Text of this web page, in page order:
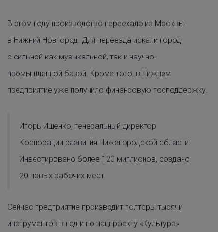
В этом году производство переехало из Москвы
в Нижний Новгород. Для переезда искали город
с сильной как музыкальной, так и научно-
промышленной базой. Кроме того, в Нижнем
предприятие уже получило финансовую господдержку.
Игорь Ищенко, генеральный директор
Корпорации развития Нижегородской области:
Инвестировано более 120 миллионов, создано
20 новых рабочих мест.
Сейчас предприятие производит полторы тысячи
инструментов в год и по нацпроекту «Культура»